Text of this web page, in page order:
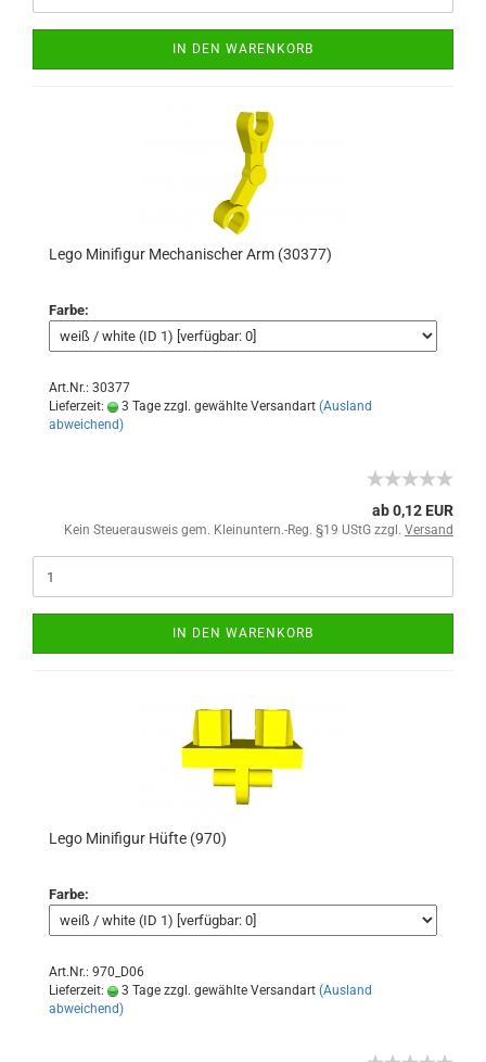
IN DEN WARENKORB
Lego Minifigur Mechanischer Arm (30377)
Farbe:
Art.Nr.: 30377
Lieferzeit:
3 Tage zzgl. gewählte Versandart (Ausland
abweichend)
ab 0,12 EUR
Kein Steuerausweis gem. Kleinuntern.-Reg. §19 UStG zzgl. Versand
IN DEN WARENKORB
Lego Minifigur Hüfte (970)
Farbe:
Art.Nr.: 970_D06
Lieferzeit:
3 Tage zzgl. gewählte Versandart (Ausland
abweichend)